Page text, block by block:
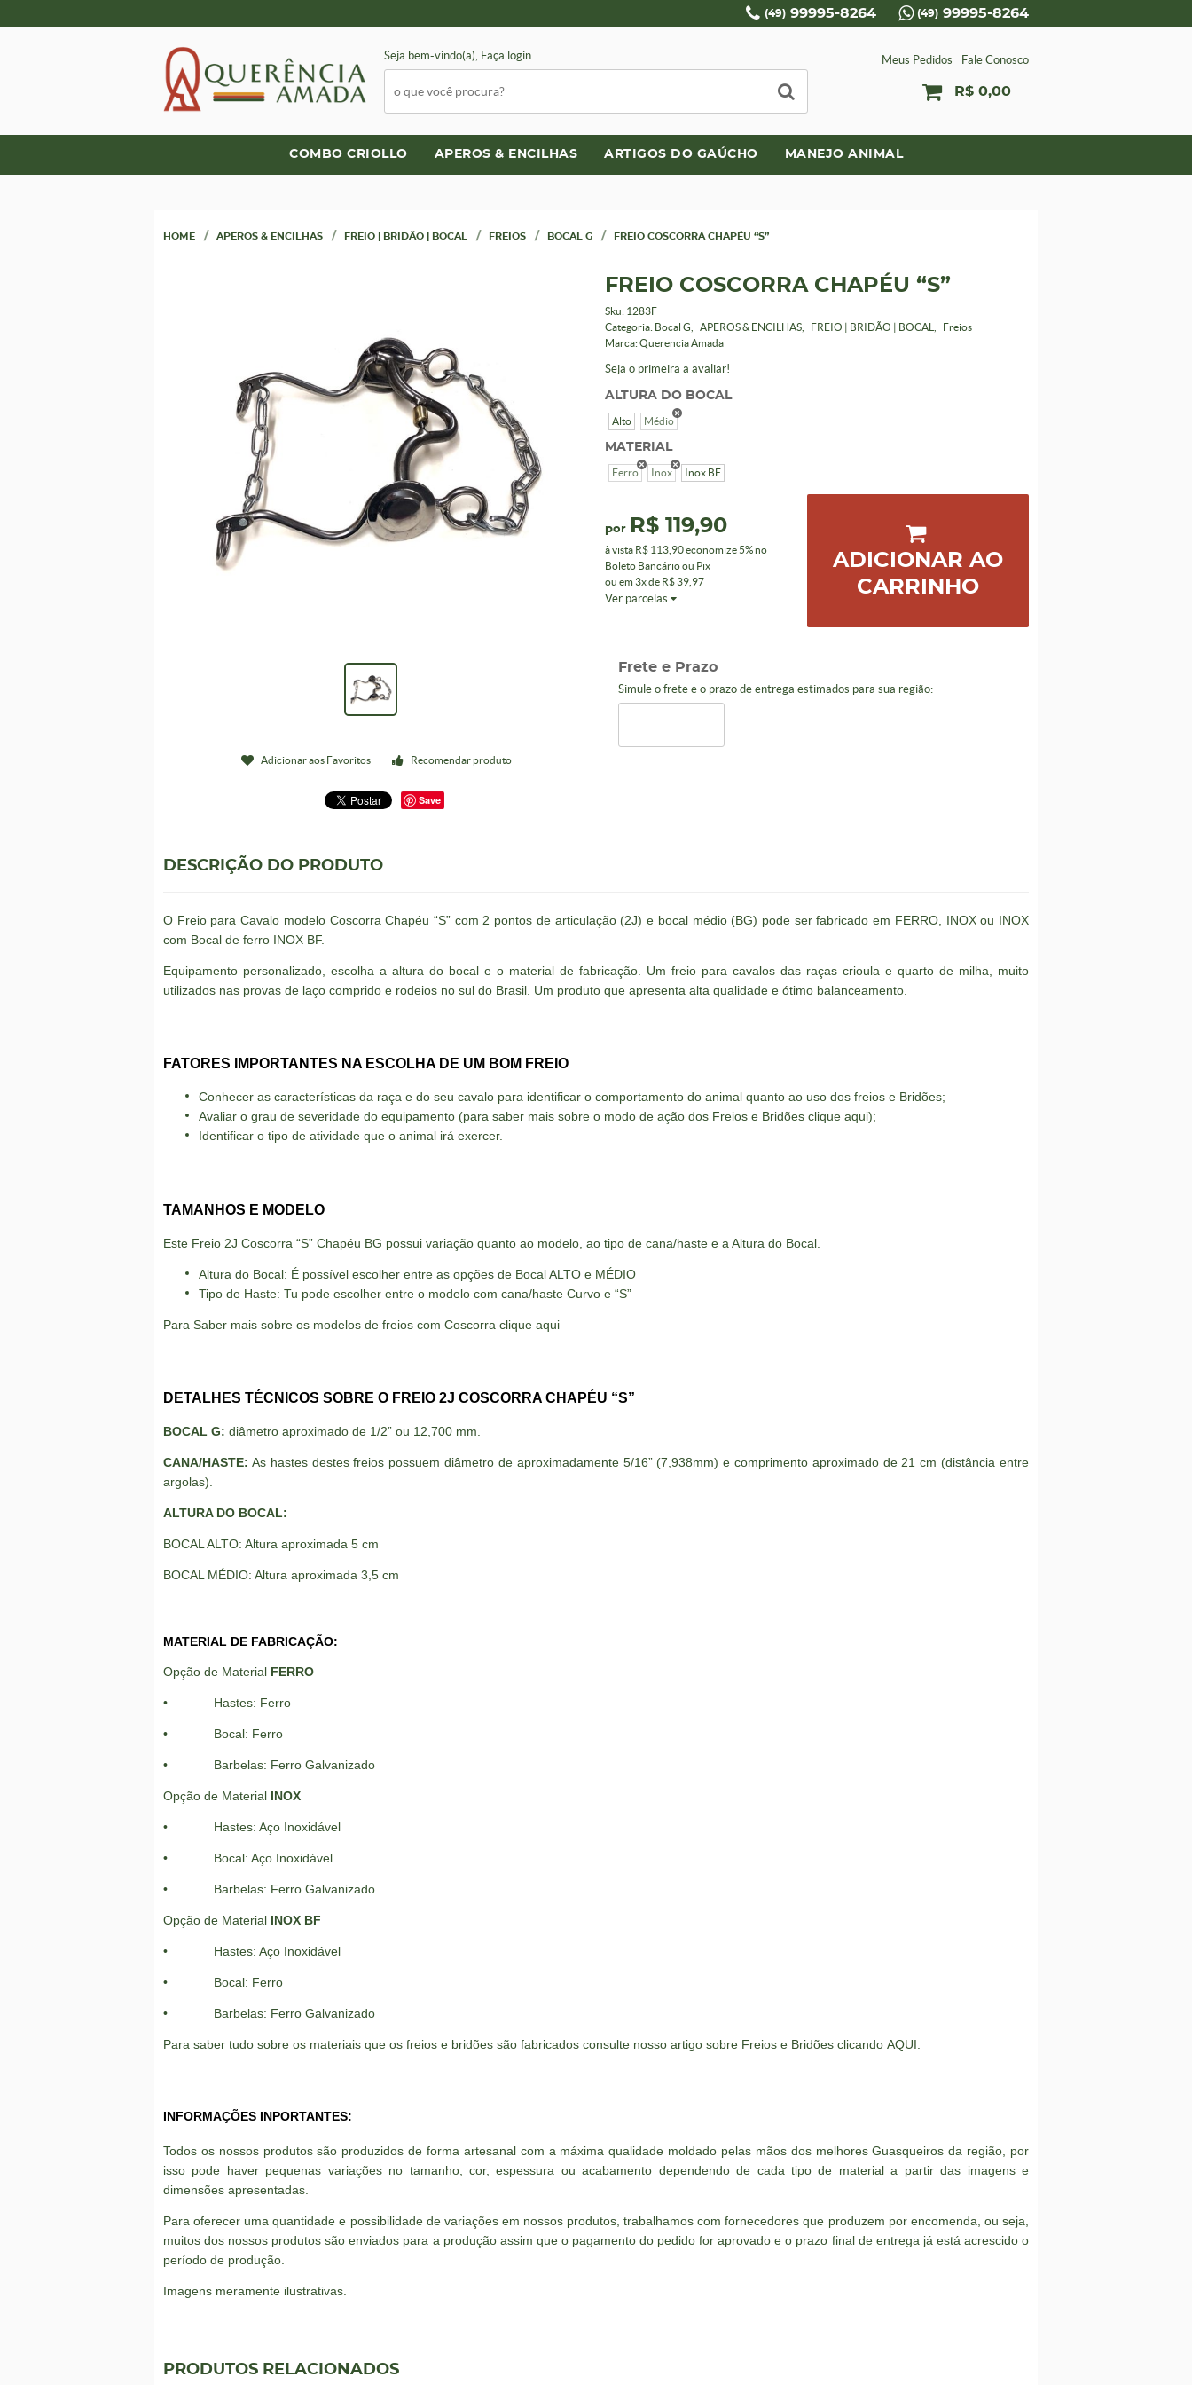
(49) 99995-8264 (49) 99995-8264
Seja bem-vindo(a), Faça login Meus Pedidos Fale Conosco
R$ 0,00
COMBO CRIOLLO APEROS & ENCILHAS ARTIGOS DO GAÚCHO MANEJO ANIMAL
HOME APEROS & ENCILHAS FREIO | BRIDÃO | BOCAL FREIOS BOCAL G FREIO COSCORRA CHAPÉU “S”
Adicionar aos Favoritos Recomendar produto
Save
FREIO COSCORRA CHAPÉU “S”
Sku: 1283F
Categoria: Bocal G APEROS & ENCILHAS FREIO | BRIDÃO | BOCAL
Freios
Marca:Querencia Amada
Seja o primeira a avaliar!
ALTURA DO BOCAL
Alto Médio
MATERIAL
Ferro Inox Inox BF
por R$ 119,90
à vista R$ 113,90economize 5%no
Boleto Bancário ou Pix
ou em 3xde R$ 39,97
Ver parcelas
ADICIONAR AO
CARRINHO
Frete e Prazo
Simule o frete e o prazo de entrega estimados para sua região:
DESCRIÇÃO DO PRODUTO
O Freio para Cavalo modelo Coscorra Chapéu “S” com 2 pontos de articulação (2J) e bocal médio (BG) pode ser fabricado em FERRO, INOX ou INOX
com Bocal de ferro INOX BF.
Equipamento personalizado, escolha a altura do bocal e o material de fabricação. Um freio para cavalos das raças crioula e quarto de milha, muito
utilizados nas provas de laço comprido e rodeios no sul do Brasil. Um produto que apresenta alta qualidade e ótimo balanceamento.
FATORES IMPORTANTES NA ESCOLHA DE UM BOM FREIO
Conhecer as características da raça e do seu cavalo para identificar o comportamento do animal quanto ao uso dos freios e Bridões;
Avaliar o grau de severidade do equipamento (para saber mais sobre o modo de ação dos Freios e Bridões clique aqui);
Identificar o tipo de atividade que o animal irá exercer.
TAMANHOS E MODELO
Este Freio 2J Coscorra “S” Chapéu BG possui variação quanto ao modelo, ao tipo de cana/haste e a Altura do Bocal.
Altura do Bocal: É possível escolher entre as opções de Bocal ALTO e MÉDIO
Tipo de Haste: Tu pode escolher entre o modelo com cana/haste Curvo e “S”
Para Saber mais sobre os modelos de freios com Coscorra clique aqui
DETALHES TÉCNICOS SOBRE O FREIO 2J COSCORRA CHAPÉU “S”
BOCAL G: diâmetro aproximado de 1/2” ou 12,700 mm.
CANA/HASTE: As hastes destes freios possuem diâmetro de aproximadamente 5/16” (7,938mm) e comprimento aproximado de 21 cm (distância entre
argolas).
ALTURA DO BOCAL:
BOCAL ALTO: Altura aproximada 5 cm
BOCAL MÉDIO: Altura aproximada 3,5 cm
MATERIAL DE FABRICAÇÃO:
Opção de Material FERRO
• Hastes: Ferro
• Bocal: Ferro
• Barbelas: Ferro Galvanizado
Opção de Material INOX
• Hastes: Aço Inoxidável
• Bocal: Aço Inoxidável
• Barbelas: Ferro Galvanizado
Opção de Material INOX BF
• Hastes: Aço Inoxidável
• Bocal: Ferro
• Barbelas: Ferro Galvanizado
Para saber tudo sobre os materiais que os freios e bridões são fabricados consulte nosso artigo sobre Freios e Bridões clicando AQUI
INFORMAÇÕES INPORTANTES:
Todos os nossos produtos são produzidos de forma artesanal com a máxima qualidade moldado pelas mãos dos melhores Guasqueiros da região, por
isso pode haver pequenas variações no tamanho, cor, espessura ou acabamento dependendo de cada tipo de material a partir das imagens e
dimensões apresentadas.
Para oferecer uma quantidade e possibilidade de variações em nossos produtos, trabalhamos com fornecedores que produzem por encomenda, ou seja,
muitos dos nossos produtos são enviados para a produção assim que o pagamento do pedido for aprovado e o prazo final de entrega já está acrescido o
período de produção.
Imagens meramente ilustrativas.
PRODUTOS RELACIONADOS